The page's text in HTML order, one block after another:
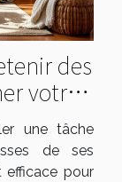
des
votre
une tâche
de ses
efficace pour